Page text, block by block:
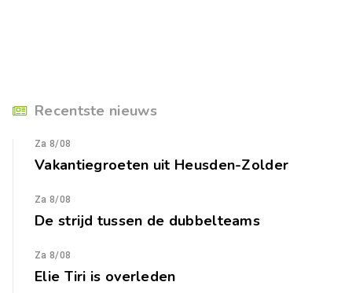
Recentste nieuws
Za 8/08
Vakantiegroeten uit Heusden-Zolder
Za 8/08
De strijd tussen de dubbelteams
Za 8/08
Elie Tiri is overleden